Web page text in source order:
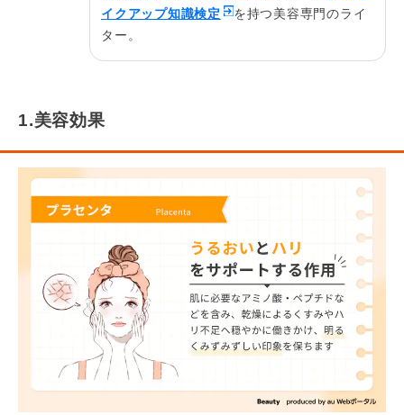
イクアップ知識検定
を持つ美容専門のライ
ター。
1.美容効果